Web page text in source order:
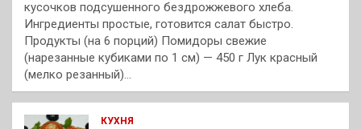
кусочков подсушенного бездрожжевого хлеба.
Ингредиенты простые, готовится салат быстро.
Продукты (на 6 порций) Помидоры свежие
(нарезанные кубиками по 1 см) — 450 г Лук красный
(мелко резанный)…
КУХНЯ